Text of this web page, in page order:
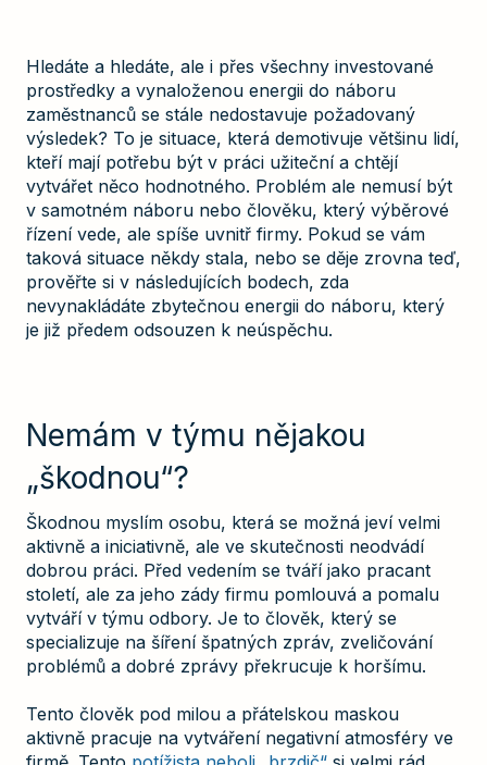
Hledáte a hledáte, ale i přes všechny investované
prostředky a vynaloženou energii do náboru
zaměstnanců se stále nedostavuje požadovaný
výsledek? To je situace, která demotivuje většinu lidí,
kteří mají potřebu být v práci užiteční a chtějí
vytvářet něco hodnotného. Problém ale nemusí být
v samotném náboru nebo člověku, který výběrové
řízení vede, ale spíše uvnitř firmy. Pokud se vám
taková situace někdy stala, nebo se děje zrovna teď,
prověřte si v následujících bodech, zda
nevynakládáte zbytečnou energii do náboru, který
je již předem odsouzen k neúspěchu.
Nemám v týmu nějakou
„škodnou“?
Škodnou myslím osobu, která se možná jeví velmi
aktivně a iniciativně, ale ve skutečnosti neodvádí
dobrou práci. Před vedením se tváří jako pracant
století, ale za jeho zády firmu pomlouvá a pomalu
vytváří v týmu odbory. Je to člověk, který se
specializuje na šíření špatných zpráv, zveličování
problémů a dobré zprávy překrucuje k horšímu.
Tento člověk pod milou a přátelskou maskou
aktivně pracuje na vytváření negativní atmosféry ve